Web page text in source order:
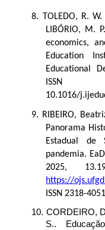
8. TOLEDO, R. W.
LIBÓRIO, M.
economics,
Education
Educational
ISSN
10.1016/
9. RIBEIRO,
Panorama
Estadual de
pandemia.
2025,
https://
ISSN 2318-
10. CORDEIRO,
S..